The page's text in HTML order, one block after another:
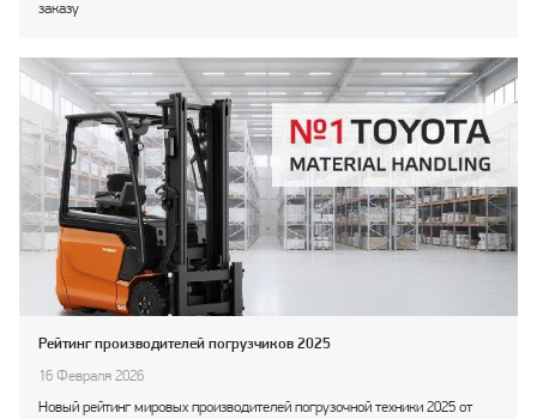
заказу
Рейтинг производителей погрузчиков 2025
16 Февраля 2026
Новый рейтинг мировых производителей погрузочной техники 2025 от